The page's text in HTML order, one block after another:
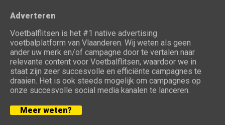
Adverteren
Voetbalflitsen is het #1 native advertising
voetbalplatform van Vlaanderen. Wij weten als geen
ander uw merk en/of campagne door te vertalen naar
relevante content voor Voetbalflitsen, waardoor we in
staat zijn zeer succesvolle en efficiënte campagnes te
draaien. Het is ook steeds mogelijk om campagnes op
onze succesvolle social media kanalen te lanceren.
Meer weten?